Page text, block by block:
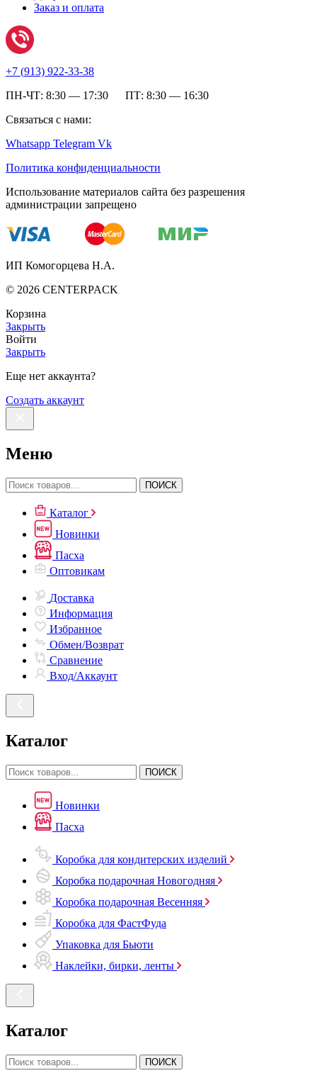
Заказ и оплата
+7 (913) 922-33-38
ПН-ЧТ: 8:30 — 17:30 ПТ: 8:30 — 16:30
Связаться с нами:
Whatsapp Telegram Vk
Политика конфиденциальности
Использование материалов сайта без разрешения
администрации запрещено
ИП Комогорцева Н.А.
© 2026 CENTERPACK
Корзина
Закрыть
Войти
Закрыть
Еще нет аккаунта?
Создать аккаунт
Меню
ПОИСК
Каталог
Новинки
Пасха
Оптовикам
Доставка
Информация
Избранное
Обмен/Возврат
Сравнение
Вход/Аккаунт
Каталог
ПОИСК
Новинки
Пасха
Коробка для кондитерских изделий
Коробка подарочная Новогодняя
Коробка подарочная Весенняя
Коробка для ФастФуда
Упаковка для Бьюти
Наклейки, бирки, ленты
Каталог
ПОИСК